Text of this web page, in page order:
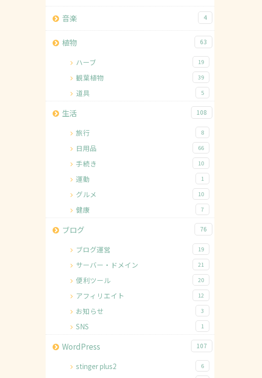
音楽 4
植物 63
ハーブ 19
観葉植物 39
道具 5
生活 108
旅行 8
日用品 66
手続き 10
運動 1
グルメ 10
健康 7
ブログ 76
ブログ運営 19
サーバー・ドメイン 21
便利ツール 20
アフィリエイト 12
お知らせ 3
SNS 1
WordPress 107
stinger plus2 6